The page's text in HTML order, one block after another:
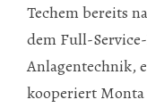
Techem bereits
dem Full-
Anlagentechnik,
kooperiert